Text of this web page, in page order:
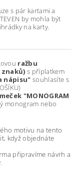
s pár kartami a
by mohla být
na karty.
ražbu
znaků)s příplatkem
nápisu"souhlasíte s
"MONOGRAM
monogram nebo
motivu na tento
když objednáte
připravíme návrh a